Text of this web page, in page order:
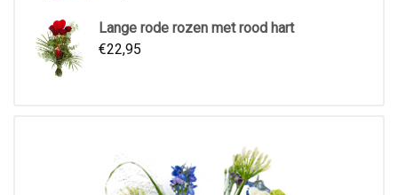
Lange rode rozen met rood hart
€22,95